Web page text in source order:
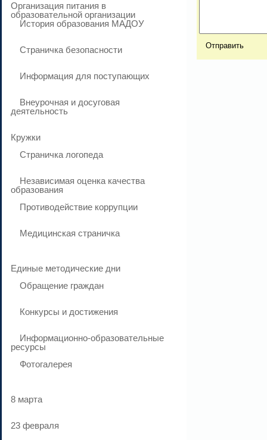
Организация питания в
образовательной организации
История образования МАДОУ
Страничка безопасности
Информация для поступающих
Внеурочная и досуговая
деятельность
Кружки
Страничка логопеда
Независимая оценка качества
образования
Противодействие коррупции
Медицинская страничка
Единые методические дни
Обращение граждан
Конкурсы и достижения
Информационно-образовательные
ресурсы
Фотогалерея
8 марта
23 февраля